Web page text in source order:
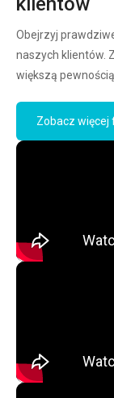
Obejrzyj
naszych klientów.
większą pewnością.
Zobacz